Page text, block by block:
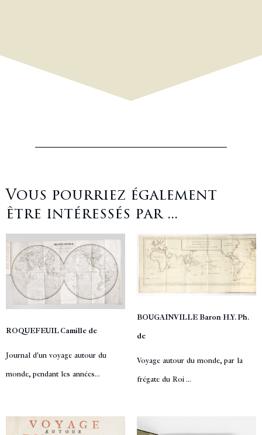
Vous pourriez également
être intéressés par ...
ROQUEFEUIL Camille de
Journal d'un voyage autour du
monde, pendant les années...
BOUGAINVILLE Baron H.Y. Ph.
de
Voyage autour du monde, par la
frégate du Roi ...